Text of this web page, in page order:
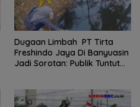
Dugaan Limbah PT Tirta
Freshindo Jaya Di Banyuasin
Jadi Sorotan: Publik Tuntut